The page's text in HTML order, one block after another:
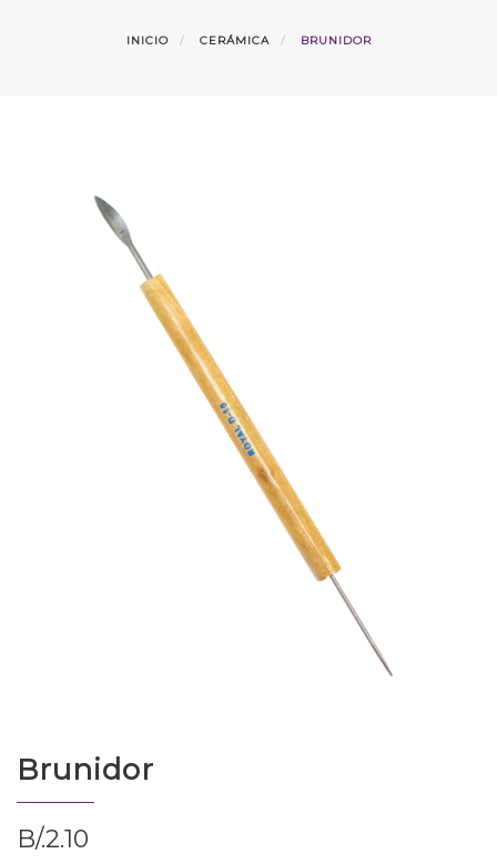
INICIO CERÁMICA BRUNIDOR
Brunidor
B/.2.10